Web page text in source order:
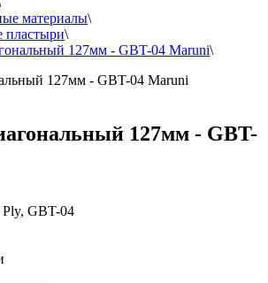
материалы\
пластыри\
127мм - GBT-04 Maruni\
127мм - GBT-
Ply, GBT-04